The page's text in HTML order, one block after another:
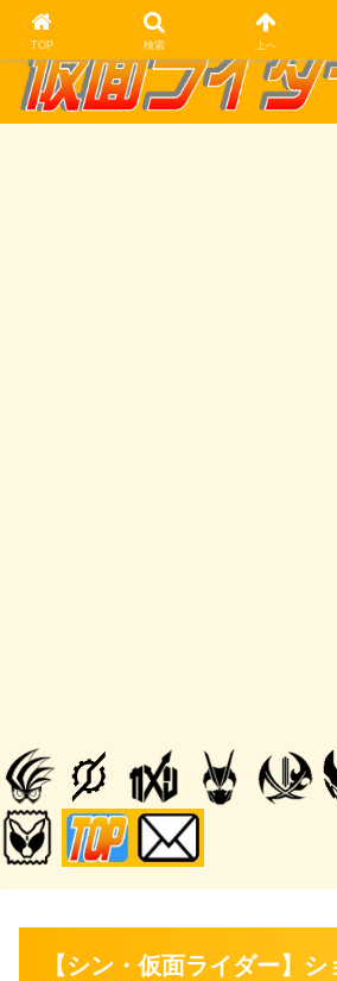
【シン・仮面ライダー】
TOP 検索 上へ